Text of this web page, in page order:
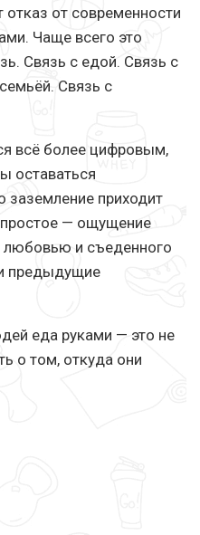
отказ от современности
Чаще всего это
Связь с едой. Связь с
Связь с
всё более цифровым,
оставаться
заземление приходит
простое — ощущение
любовью и съеденного
предыдущие
еда руками — это не
о том, откуда они